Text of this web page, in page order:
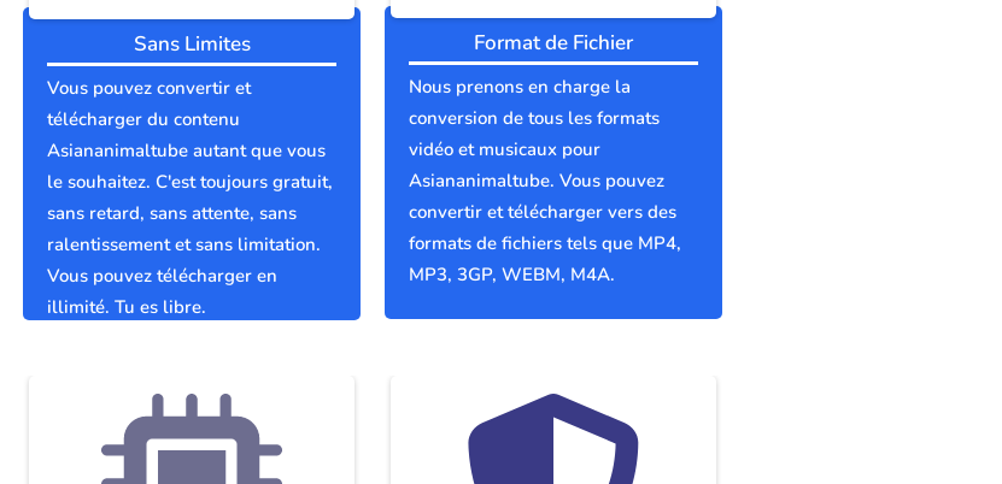
Sans Limites
Vous pouvez convertir et
télécharger du contenu
Asiananimaltube autant que vous
le souhaitez. C'est toujours gratuit,
sans retard, sans attente, sans
ralentissement et sans limitation.
Vous pouvez télécharger en
illimité. Tu es libre.
Format de Fichier
Nous prenons en charge la
conversion de tous les formats
vidéo et musicaux pour
Asiananimaltube. Vous pouvez
convertir et télécharger vers des
formats de fichiers tels que MP4,
MP3, 3GP, WEBM, M4A.